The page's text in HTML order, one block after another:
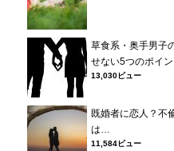
草食系・奥手男子
せない5つのポイン
13,030ビュー
既婚者に恋人？不
は…
11,584ビュー